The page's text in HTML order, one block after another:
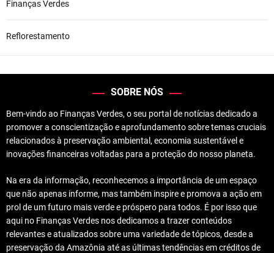
Finanças Verdes
Reflorestamento
SOBRE NÓS
Bem-vindo ao Finanças Verdes, o seu portal de notícias dedicado a
promover a conscientização e aprofundamento sobre temas cruciais
relacionados à preservação ambiental, economia sustentável e
inovações financeiras voltadas para a proteção do nosso planeta.
Na era da informação, reconhecemos a importância de um espaço
que não apenas informe, mas também inspire e promova a ação em
prol de um futuro mais verde e próspero para todos. É por isso que
aqui no Finanças Verdes nos dedicamos a trazer conteúdos
relevantes e atualizados sobre uma variedade de tópicos, desde a
preservação da Amazônia até as últimas tendências em créditos de